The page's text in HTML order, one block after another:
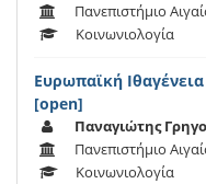
Πανεπιστήμιο
Κοινωνιολογία
Ευρωπαϊκή
[open]
Παναγιώτης
Πανεπιστήμιο
Κοινωνιολογία